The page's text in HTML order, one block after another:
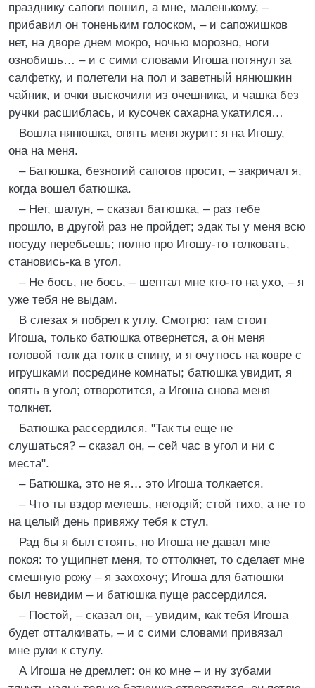
празднику сапоги пошил, а мне, маленькому, –
прибавил он тоненьким голоском, – и сапожишков
нет, на дворе днем мокро, ночью морозно, ноги
ознобишь… – и с сими словами Игоша потянул за
салфетку, и полетели на пол и заветный нянюшкин
чайник, и очки выскочили из очешника, и чашка без
ручки расшиблась, и кусочек сахарна укатился…
Вошла нянюшка, опять меня журит: я на Игошу,
она на меня.
– Батюшка, безногий сапогов просит, – закричал я,
когда вошел батюшка.
– Нет, шалун, – сказал батюшка, – раз тебе
прошло, в другой раз не пройдет; эдак ты у меня всю
посуду перебьешь; полно про Игошу-то толковать,
становись-ка в угол.
– Не бось, не бось, – шептал мне кто-то на ухо, – я
уже тебя не выдам.
В слезах я побрел к углу. Смотрю: там стоит
Игоша, только батюшка отвернется, а он меня
головой толк да толк в спину, и я очутюсь на ковре с
игрушками посредине комнаты; батюшка увидит, я
опять в угол; отворотится, а Игоша снова меня
толкнет.
Батюшка рассердился. "Так ты еще не
слушаться? – сказал он, – сей час в угол и ни с
места".
– Батюшка, это не я… это Игоша толкается.
– Что ты вздор мелешь, негодяй; стой тихо, а не то
на целый день привяжу тебя к стул.
Рад бы я был стоять, но Игоша не давал мне
покоя: то ущипнет меня, то оттолкнет, то сделает мне
смешную рожу – я захохочу; Игоша для батюшки
был невидим – и батюшка пуще рассердился.
– Постой, – сказал он, – увидим, как тебя Игоша
будет отталкивать, – и с сими словами привязал
мне руки к стулу.
А Игоша не дремлет: он ко мне – и ну зубами